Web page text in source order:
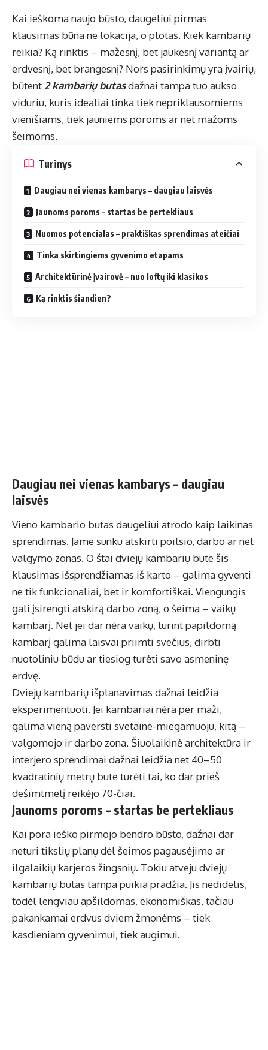
Kai ieškoma naujo būsto, daugeliui pirmas
klausimas būna ne lokacija, o plotas. Kiek kambarių
reikia? Ką rinktis – mažesnį, bet jaukesnį variantą ar
erdvesnį, bet brangesnį? Nors pasirinkimų yra įvairių,
būtent2 kambarių butasdažnai tampa tuo aukso
viduriu, kuris idealiai tinka tiek nepriklausomiems
vienišiams, tiek jauniems poroms ar net mažoms
šeimoms.
Turinys
Daugiau nei vienas kambarys – daugiau laisvės
Jaunoms poroms – startas be pertekliaus
Nuomos potencialas – praktiškas sprendimas ateičiai
Tinka skirtingiems gyvenimo etapams
Architektūrinė įvairovė – nuo loftų iki klasikos
Ką rinktis šiandien?
Daugiau nei vienas kambarys – daugiau
laisvės
Vieno kambario butas daugeliui atrodo kaip laikinas
sprendimas. Jame sunku atskirti poilsio, darbo ar net
valgymo zonas. O štai dviejų kambarių bute šis
klausimas išsprendžiamas iš karto – galima gyventi
ne tik funkcionaliai, bet ir komfortiškai. Viengungis
gali įsirengti atskirą darbo zoną, o šeima – vaikų
kambarį. Net jei dar nėra vaikų, turint papildomą
kambarį galima laisvai priimti svečius, dirbti
nuotoliniu būdu ar tiesiog turėti savo asmeninę
erdvę.
Dviejų kambarių išplanavimas dažnai leidžia
eksperimentuoti. Jei kambariai nėra per maži,
galima vieną paversti svetaine-miegamuoju, kitą –
valgomojo ir darbo zona. Šiuolaikinė architektūra ir
interjero sprendimai dažnai leidžia net 40–50
kvadratinių metrų bute turėti tai, ko dar prieš
dešimtmetį reikėjo 70-čiai.
Jaunoms poroms – startas be pertekliaus
Kai pora ieško pirmojo bendro būsto, dažnai dar
neturi tikslių planų dėl šeimos pagausėjimo ar
ilgalaikių karjeros žingsnių. Tokiu atveju dviejų
kambarių butas tampa puikia pradžia. Jis nedidelis,
todėl lengviau apšildomas, ekonomiškas, tačiau
pakankamai erdvus dviem žmonėms – tiek
kasdieniam gyvenimui, tiek augimui.